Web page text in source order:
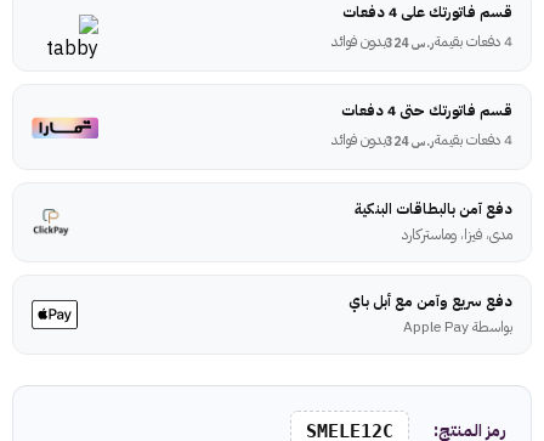
قسم فاتورتك على 4 دفعات
4 دفعات بقيمة
ر.س324 بدون فوائد
قسم فاتورتك حتى 4 دفعات
4 دفعات بقيمة
ر.س324 بدون فوائد
دفع آمن بالبطاقات البنكية
مدى، فيزا، وماستركارد
دفع سريع وآمن مع أبل باي
بواسطة Apple Pay
رمز المنتج: SMELE12C